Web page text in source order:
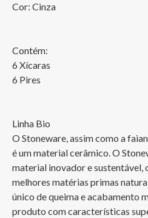
Cor: Cinza
Contém:
6 Xícaras
6 Pires
Linha Bio
O Stoneware, assim como a
é um material cerâmico. O
material inovador e sustentável,
melhores matérias primas
único de queima e acabamento
produto com características